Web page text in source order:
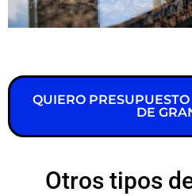
QUIERO
DE
Otros tipos